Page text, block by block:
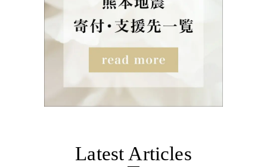
Latest Articles